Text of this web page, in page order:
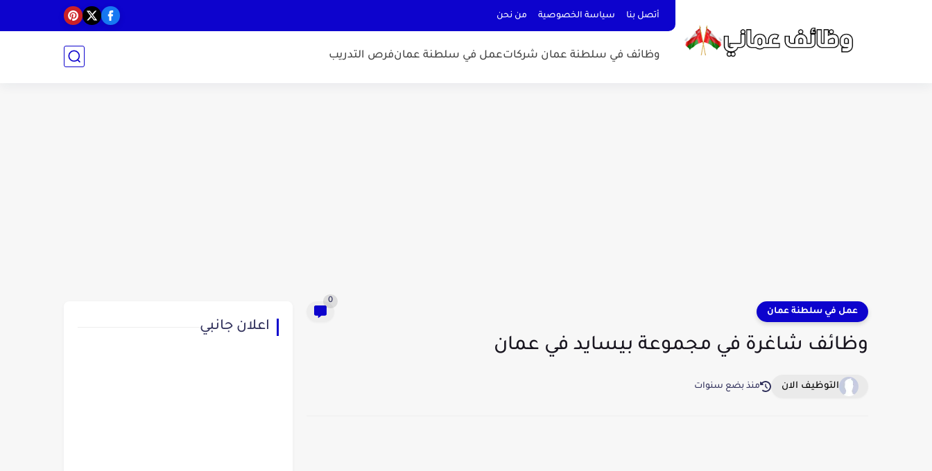
أتصل بنا سياسة الخصوصية من نحن
وظائف في سلطنة عمان شركاتعمل في سلطنة عمانفرص التدريب
عمل في سلطنة عمان
0
وظائف شاغرة في مجموعة بيسايد في عمان
التوظيف الان منذ بضع سنوات
اعلان جانبي